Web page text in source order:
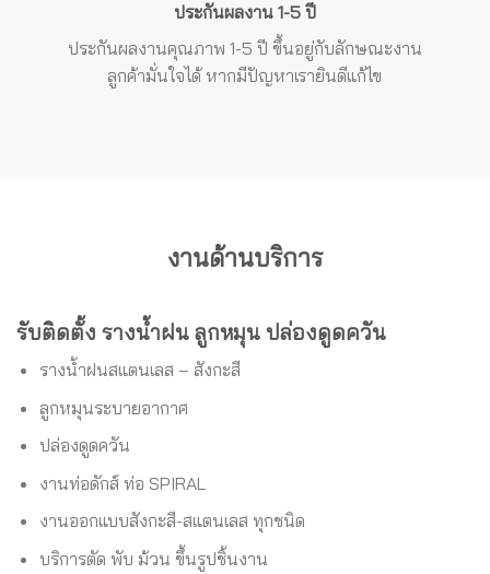
ประกันผลงาน 1-5 ปี
ประกันผลงานคุณภาพ 1-5 ปี ขึ้นอยู่กับลักษณะงาน
ลูกค้ามั่นใจได้ หากมีปัญหาเรายินดีแก้ไข
งานด้านบริการ
รับติดตั้ง รางน้ำฝน ลูกหมุน ปล่องดูดควัน
รางน้ำฝนสแตนเลส – สังกะสี
ลูกหมุนระบายอากาศ
ปล่องดูดควัน
งานท่อดักส์ ท่อ SPIRAL
งานออกแบบสังกะสี-สแตนเลส ทุกชนิด
บริการตัด พับ ม้วน ขึ้นรูปชิ้นงาน